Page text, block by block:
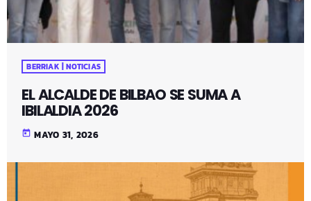
BERRIAK | NOTICIAS
EL ALCALDE DE BILBAO SE SUMA A
IBILALDIA 2026
today MAYO 31, 2026